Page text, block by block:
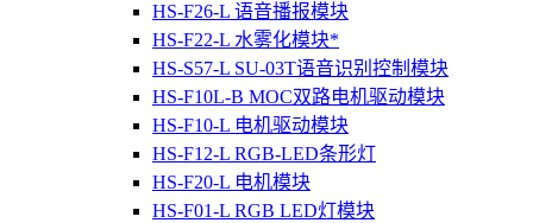
HS-F26-L 语音播报模块
HS-F22-L 水雾化模块*
HS-S57-L SU-03T语音识别控制模块
HS-F10L-B MOC双路电机驱动模块
HS-F10-L 电机驱动模块
HS-F12-L RGB-LED条形灯
HS-F20-L 电机模块
HS-F01-L RGB LED灯模块